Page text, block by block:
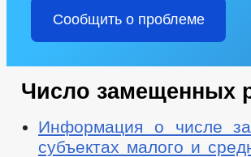
Сообщить о проблеме
Число замещенных
Информация о числе
субъектах малого и